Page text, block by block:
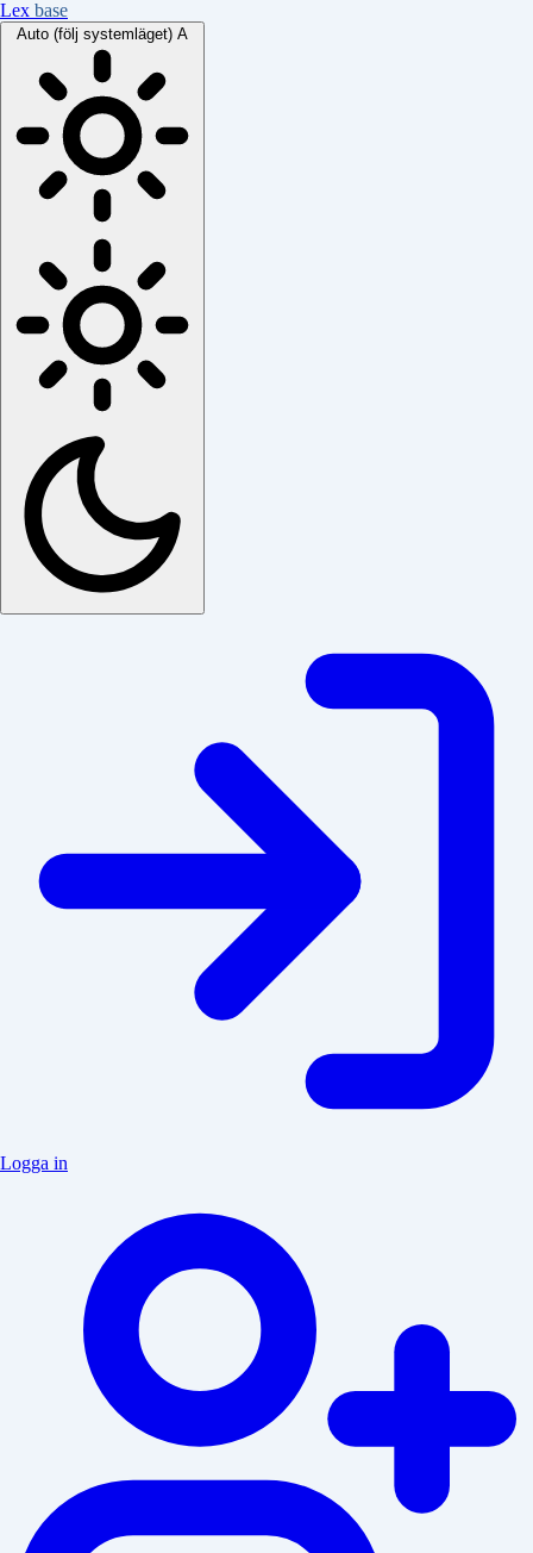
Lex base
Auto (följ systemläget) A
Logga in